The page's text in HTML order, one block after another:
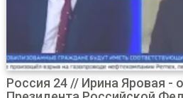
Россия 24 // Ирина Яровая -